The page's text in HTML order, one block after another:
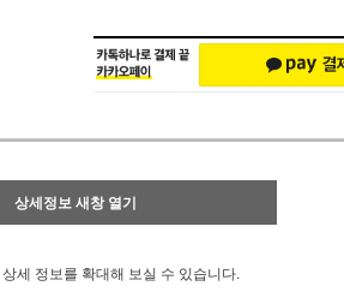
상세정보 새창 열기
상세 정보를 확대해 보실 수 있습니다.